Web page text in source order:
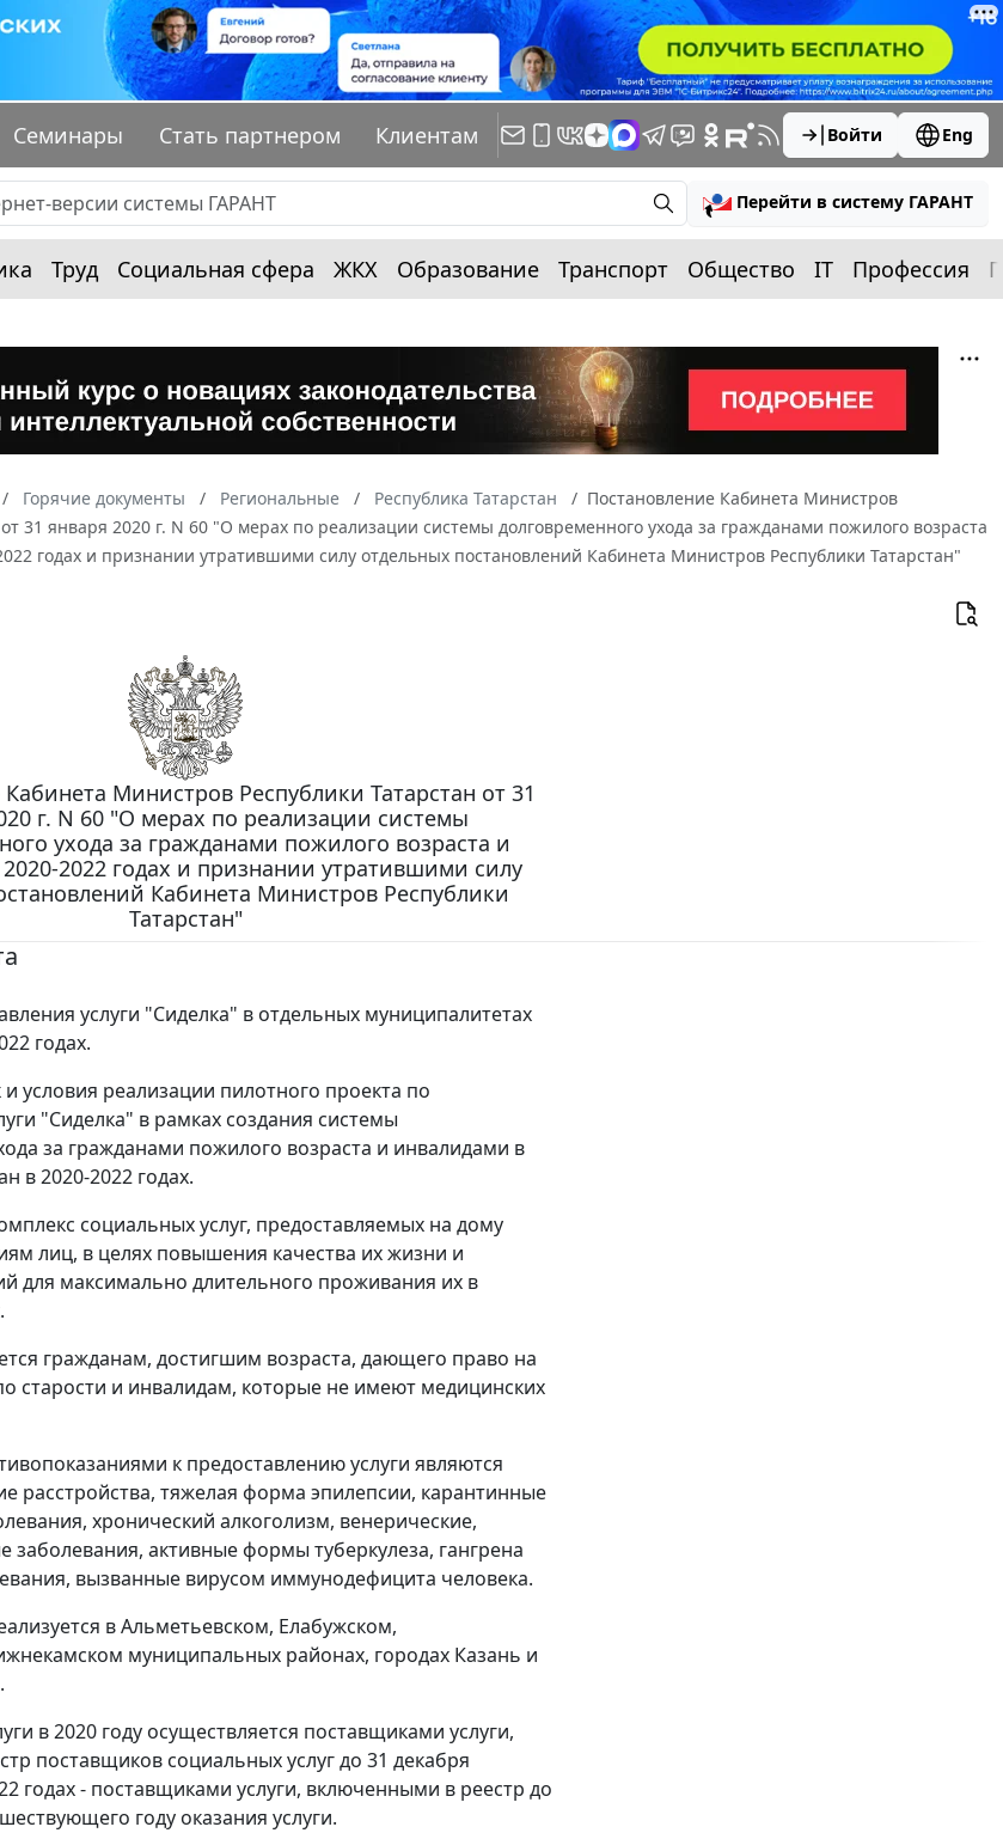
Семинары Стать партнером Клиентам Войти Eng
Перейти в систему ГАРАНТ
Труд Социальная сфера ЖКХ Образование Транспорт Общество IT Профессия
Горячие документы Региональные Республика Татарстан
Постановление Кабинета Министров
31 января 2020 г. N 60 "О мерах по реализации системы долговременного ухода за гражданами пожилого возраста
годах и признании утратившими силу отдельных постановлений Кабинета Министров Республики Татарстан"
Министров Республики Татарстан от 31
г. N 60 "О мерах по реализации системы
ухода за гражданами пожилого возраста и
2022 годах и признании утратившими силу
Кабинета Министров Республики
Татарстан"
услуги "Сиделка" в отдельных муниципалитетах
годах.
условия реализации пилотного проекта по
"Сиделка" в рамках создания системы
за гражданами пожилого возраста и инвалидами в
в 2020-2022 годах.
социальных услуг, предоставляемых на дому
лиц, в целях повышения качества их жизни и
для максимально длительного проживания их в
гражданам, достигшим возраста, дающего право на
старости и инвалидам, которые не имеют медицинских
к предоставлению услуги являются
расстройства, тяжелая форма эпилепсии, карантинные
хронический алкоголизм, венерические,
заболевания, активные формы туберкулеза, гангрена
вызванные вирусом иммунодефицита человека.
в Альметьевском, Елабужском,
муниципальных районах, городах Казань и
в 2020 году осуществляется поставщиками услуги,
поставщиков социальных услуг до 31 декабря
годах - поставщиками услуги, включенными в реестр до
году оказания услуги.